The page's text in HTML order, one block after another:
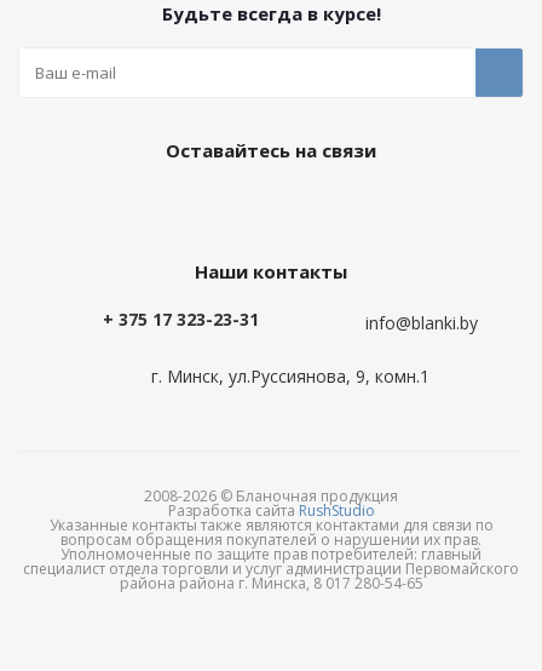
Будьте всегда в курсе!
Оставайтесь на связи
Наши контакты
+ 375 17 323-23-31 info@blanki.by
г. Минск, ул.Руссиянова, 9, комн.1
2008-2026 © Бланочная продукция
Разработка сайта RushStudio
Указанные контакты также являются контактами для связи по
вопросам обращения покупателей о нарушении их прав.
Уполномоченные по защите прав потребителей: главный
специалист отдела торговли и услуг администрации Первомайского
района района г. Минска, 8 017 280-54-65